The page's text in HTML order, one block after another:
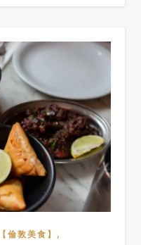
【倫敦美食】 ,